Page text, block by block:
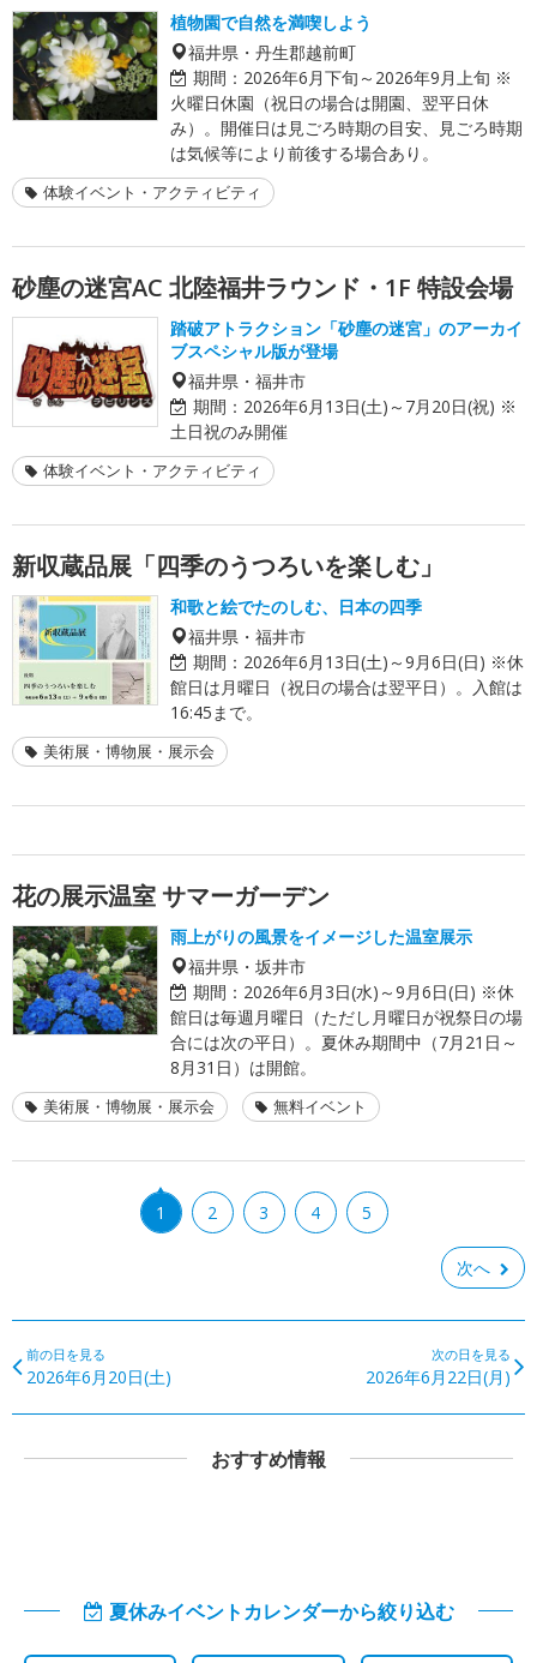
植物園で自然を満喫しよう
福井県・丹生郡越前町
期間： 2026年6月下旬～2026年9月上旬 ※
火曜日休園（祝日の場合は開園、翌平日休
み）。開催日は見ごろ時期の目安、見ごろ時期
は気候等により前後する場合あり。
体験イベント・アクティビティ
砂塵の迷宮AC 北陸福井ラウンド・1F 特設会場
踏破アトラクション「砂塵の迷宮」のアーカイ
ブスペシャル版が登場
福井県・福井市
期間： 2026年6月13日(土)～7月20日(祝) ※
土日祝のみ開催
体験イベント・アクティビティ
新収蔵品展「四季のうつろいを楽しむ」
和歌と絵でたのしむ、日本の四季
福井県・福井市
期間： 2026年6月13日(土)～9月6日(日) ※休
館日は月曜日（祝日の場合は翌平日）。入館は
16:45まで。
美術展・博物展・展示会
花の展示温室 サマーガーデン
雨上がりの風景をイメージした温室展示
福井県・坂井市
期間： 2026年6月3日(水)～9月6日(日) ※休
館日は毎週月曜日（ただし月曜日が祝祭日の場
合には次の平日）。夏休み期間中（7月21日～
8月31日）は開館。
美術展・博物展・展示会 無料イベント
1 2 3 4 5
次へ
前の日を見る
2026年6月20日(土)
次の日を見る
2026年6月22日(月)
おすすめ情報
夏休みイベントカレンダーから絞り込む